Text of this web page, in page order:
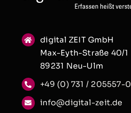
digital ZEIT GmbH
Max-Eyth-Straße 40/1
89231 Neu-Ulm
+49 (0) 731 / 205557-0
info@digital-zeit.de